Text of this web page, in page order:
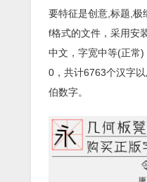
要特征是创意,标题,极
f格式的文件，采用安
中文，字宽中等(正常
0，共计6763个汉字
伯数字。